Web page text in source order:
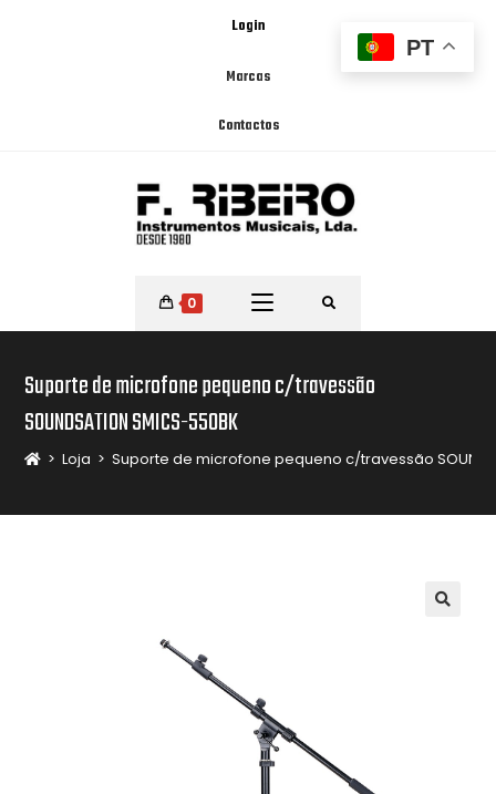
Login
Marcas
Contactos
0
Suporte de microfone pequeno c/travessão
SOUNDSATION SMICS-550BK
> Loja > Suporte de microfone pequeno c/travessão
PT